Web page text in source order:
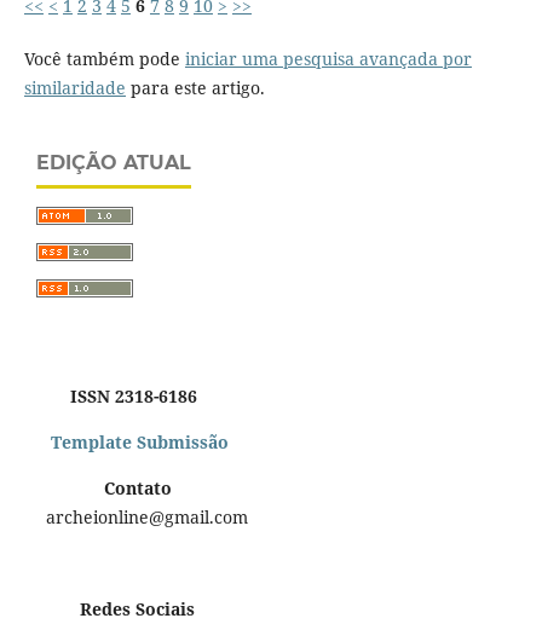
<< < 1 2 3 4 5 6 7 8 9 10 > >>
Você também pode iniciar uma pesquisa avançada por
similaridade para este artigo.
EDIÇÃO ATUAL
ISSN 2318-6186
Template Submissão
Contato
archeionline@gmail.com
Redes Sociais